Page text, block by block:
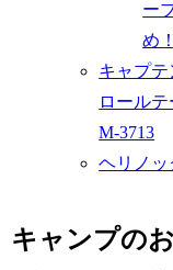
ー
め
キャプテ
ロール
M-3713
ヘリノッ
キャンプの